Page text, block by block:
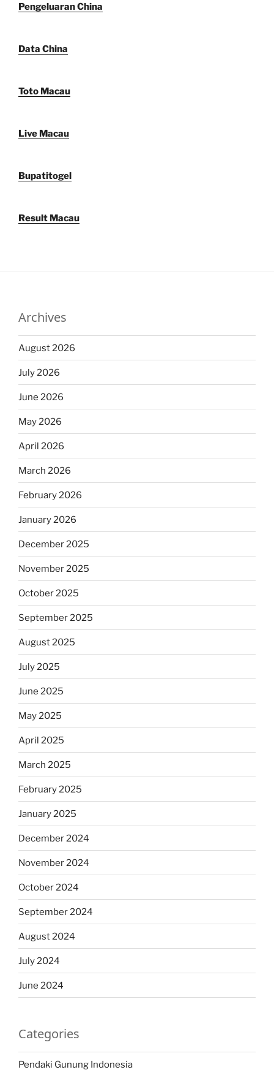
Pengeluaran China
Data China
Toto Macau
Live Macau
Bupatitogel
Result Macau
Archives
August 2026
July 2026
June 2026
May 2026
April 2026
March 2026
February 2026
January 2026
December 2025
November 2025
October 2025
September 2025
August 2025
July 2025
June 2025
May 2025
April 2025
March 2025
February 2025
January 2025
December 2024
November 2024
October 2024
September 2024
August 2024
July 2024
June 2024
Categories
Pendaki Gunung Indonesia